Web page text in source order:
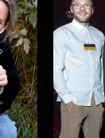
okt
trio